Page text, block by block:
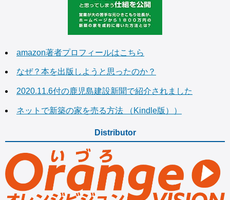
amazon著者プロフィールはこちら
なぜ？本を出版しようと思ったのか？
2020.11.6付の鹿児島建設新聞で紹介されました
ネットで新築の家を売る方法 （Kindle版））
Distributor